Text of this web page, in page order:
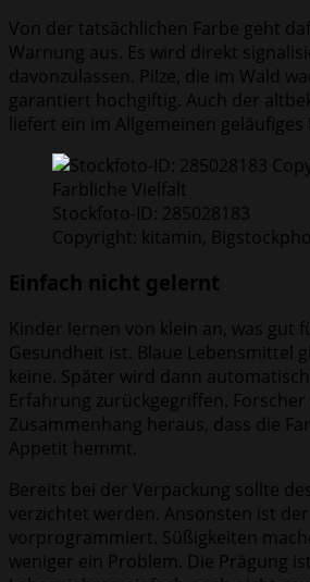
Von der tatsächlichen Farbe geht
Warnung aus. Es wird direkt
davonzulassen. Pilze, die im Wald
garantiert hochgiftig. Auch der
liefert ein im Allgemeinen geläufiges
Farbliche Vielfalt
Stockfoto-ID: 285028183
Copyright: kitamin,
Einfach nicht gelernt
Kinder lernen von klein an, was gut
Gesundheit ist. Blaue Lebensmittel
keine. Später wird dann
Erfahrung zurückgegriffen.
Zusammenhang heraus, dass die
Appetit hemmt.
Bereits bei der Verpackung sollte
verzichtet werden. Ansonsten ist
vorprogrammiert. Süßigkeiten
weniger ein Problem. Die Prägung